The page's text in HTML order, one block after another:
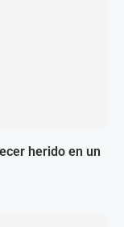
herido en un